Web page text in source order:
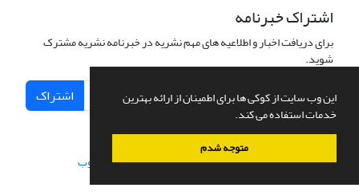
این وب سایت از کوکی ها برای اطمینان از ارائه بهترین
خدمات استفاده می کند.
متوجه شدم
اشتراک خبرنامه
برای دریافت اخبار و اطلاعیه های مهم نشریه در خبرنامه نشریه مشترک
شوید.
اشتراک
سامانه مدیریت نشریات علمی.طراحی و پیاده سازی از سیناوب